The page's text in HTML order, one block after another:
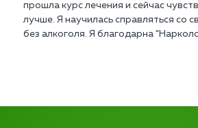
прошла курс лечения и сейчас
лучше. Я научилась справляться со
без алкоголя. Я благодарна